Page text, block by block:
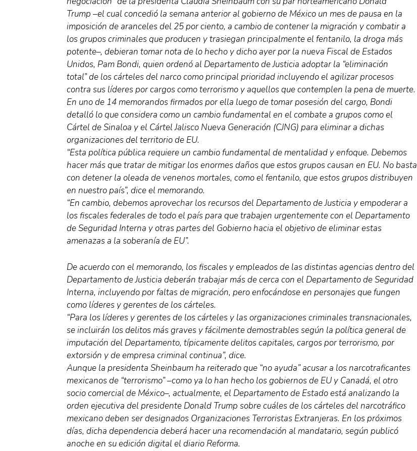
Trump –el cual concedió la semana anterior al gobierno de México un mes de pausa en la
imposición de aranceles del 25 por ciento, a cambio de contener la migración y combatir a
los grupos criminales que producen y trasiegan principalmente el fentanilo, la droga más
potente–, debieran tomar nota de lo hecho y dicho ayer por la nueva Fiscal de Estados
Unidos, Pam Bondi, quien ordenó al Departamento de Justicia adoptar la “eliminación
total” de los cárteles del narco como principal prioridad incluyendo el agilizar procesos
contra sus líderes por cargos como terrorismo y aquellos que contemplen la pena de muerte.
En uno de 14 memorandos firmados por ella luego de tomar posesión del cargo, Bondi
detalló lo que considera como un cambio fundamental en el combate a grupos como el
Cártel de Sinaloa y el Cártel Jalisco Nueva Generación (CJNG) para eliminar a dichas
organizaciones del territorio de EU.
“Esta política pública requiere un cambio fundamental de mentalidad y enfoque. Debemos
hacer más que tratar de mitigar los enormes daños que estos grupos causan en EU. No basta
con detener la oleada de venenos mortales, como el fentanilo, que estos grupos distribuyen
en nuestro país”, dice el memorando.
“En cambio, debemos aprovechar los recursos del Departamento de Justicia y empoderar a
los fiscales federales de todo el país para que trabajen urgentemente con el Departamento
de Seguridad Interna y otras partes del Gobierno hacia el objetivo de eliminar estas
amenazas a la soberanía de EU”.
De acuerdo con el memorando, los fiscales y empleados de las distintas agencias dentro del
Departamento de Justicia deberán trabajar más de cerca con el Departamento de Seguridad
Interna, incluyendo por faltas de migración, pero enfocándose en personajes que fungen
como líderes y gerentes de los cárteles.
“Para los líderes y gerentes de los cárteles y las organizaciones criminales transnacionales,
se incluirán los delitos más graves y fácilmente demostrables según la política general de
imputación del Departamento, típicamente delitos capitales, cargos por terrorismo, por
extorsión y de empresa criminal continua”, dice.
Aunque la presidenta Sheinbaum ha reiterado que “no ayuda” acusar a los narcotraficantes
mexicanos de “terrorismo” –como ya lo han hecho los gobiernos de EU y Canadá, el otro
socio comercial de México–, actualmente, el Departamento de Estado está analizando la
orden ejecutiva del presidente Donald Trump sobre cuáles de los cárteles del narcotráfico
mexicano deben ser designados Organizaciones Terroristas Extranjeras. En los próximos
días, dicha dependencia deberá hacer una recomendación al mandatario, según publicó
anoche en su edición digital el diario Reforma.